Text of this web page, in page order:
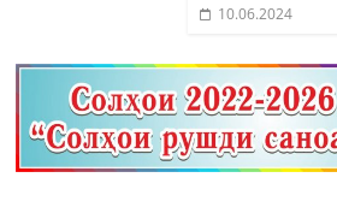
10.06.2024